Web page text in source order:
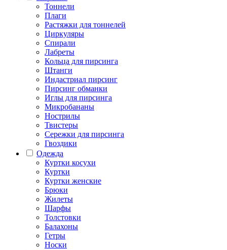
Тоннели
Плаги
Растяжки для тоннелей
Циркуляры
Спирали
Лабреты
Кольца для пирсинга
Штанги
Индастриал пирсинг
Пирсинг обманки
Иглы для пирсинга
Микробананы
Нострилы
Твистеры
Сережки для пирсинга
Гвоздики
Одежда
Куртки косухи
Куртки
Куртки женские
Брюки
Жилеты
Шарфы
Толстовки
Балахоны
Гетры
Носки